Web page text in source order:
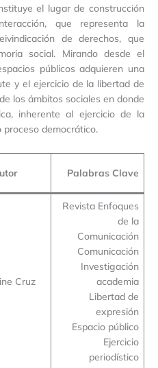
el lugar de construcción
que representa la
de derechos, que
social. Mirando desde el
públicos adquieren una
y el ejercicio de la libertad de
los ámbitos sociales en donde
inherente al ejercicio de la
democrático.
Palabras Clave
Cruz
Revista Enfoques
de la
Comunicación
Comunicación
Investigación
academia
Libertad de
expresión
Espacio público
Ejercicio
periodístico